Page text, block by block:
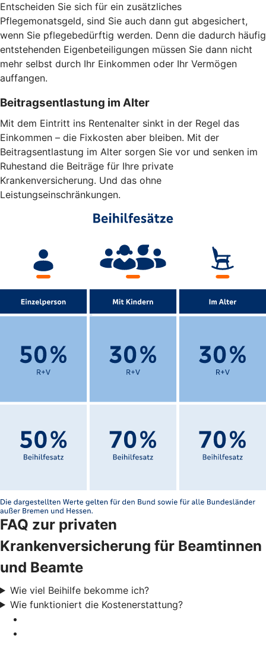
Entscheiden Sie sich für ein zusätzliches
Pflegemonatsgeld, sind Sie auch dann gut abgesichert,
wenn Sie pflegebedürftig werden. Denn die dadurch häufig
entstehenden Eigenbeteiligungen müssen Sie dann nicht
mehr selbst durch Ihr Einkommen oder Ihr Vermögen
auffangen.
Beitragsentlastung im Alter
Mit dem Eintritt ins Rentenalter sinkt in der Regel das
Einkommen – die Fixkosten aber bleiben. Mit der
Beitragsentlastung im Alter sorgen Sie vor und senken im
Ruhestand die Beiträge für Ihre private
Krankenversicherung. Und das ohne
Leistungseinschränkungen.
FAQ zur privaten
Krankenversicherung für Beamtinnen
und Beamte
Wie viel Beihilfe bekomme ich?
Wie funktioniert die Kostenerstattung?